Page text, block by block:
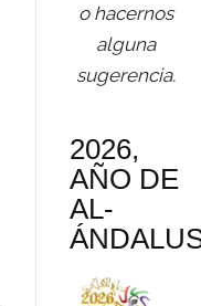
o hacernos
alguna
sugerencia.
2026,
AÑO DE
AL-